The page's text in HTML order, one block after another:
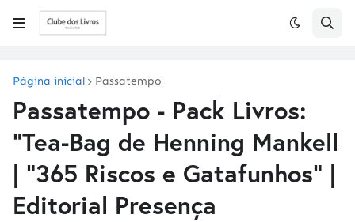
Página inicial Passatempo
Passatempo - Pack Livros:
"Tea-Bag de Henning Mankell
| "365 Riscos e Gatafunhos" |
Editorial Presença